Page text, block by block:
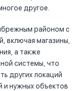
другое.
районом с
включая магазины,
а также
системы, что
других локаций
и нужных объектов